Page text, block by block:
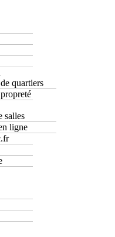
quartiers
salles
ligne